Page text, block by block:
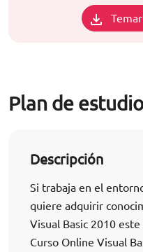
Plan de
Descripción
Si trabaja en el
quiere adquirir
Visual Basic 2010
Curso Online Visual